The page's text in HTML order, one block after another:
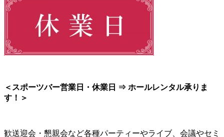
＜スポーツバー営業日・休業日 ⇒ ホールレンタル承りま
す！＞
歓送迎会・懇親会など各種パーティーやライブ、会議やセミ